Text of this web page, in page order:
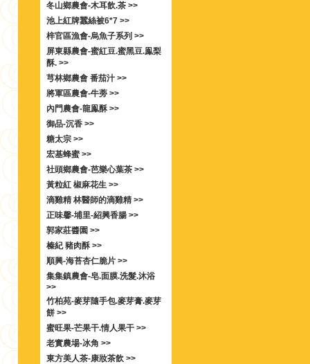
冬山鄉農會-木耳飲.茶 >>
池上紅牌蠶絲被6*7 >>
梓官區漁會-烏魚子系列 >>
屏東縣農會-蜜紅豆.蜜黑豆.鳯梨
酥. >>
芎林鄉農會 番茄汁 >>
將軍區農會-牛蒡 >>
內門農會-龍鳯酥 >>
御品-沉香 >>
糖太宗 >>
宏基蜂蜜 >>
社頭鄉農會-芭樂心葉茶 >>
黃粒紅 椒麻花生 >>
滴雞精 林醫師的滴雞精 >>
正味馨-埔里-紹興香腸 >>
郭家莊醬園 >>
榛紀 豬肉酥 >>
順興-海苔杏仁脆片 >>
集集鎮農會-皂.面膜.洗髮.沐浴
>>
竹柏苑-麥芽隨手包.麥芽膏.麥芽
餅 >>
蜜旺果-芒果干.情人果干 >>
老實農場-冰角 >>
東方美人茶-康妝茶飲 >>